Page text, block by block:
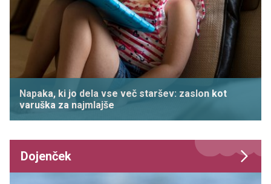
Napaka, ki jo dela vse več staršev: zaslon kot
varuška za najmlajše
Dojenček